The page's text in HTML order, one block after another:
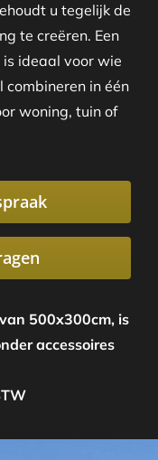
u tegelijk de
te creëren. Een
ideaal voor wie
in één
woning, tuin of
van 500x300cm, is
accessoires